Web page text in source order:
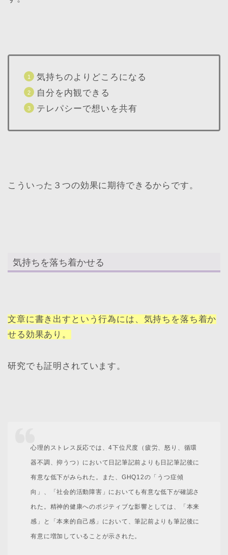
気持ちのよりどころになる
自分を内観できる
テレパシーで想いを共有
こういった３つの効果に期待できるからです。
気持ちを落ち着かせる
文章に書き出すという行為には、気持ちを落ち着か
せる効果あり。
研究でも証明されています。
心理的ストレス反応では、4下位尺度（疲労、怒り、循環
器不調、抑うつ）において日記筆記前よりも日記筆記後に
有意な低下がみられた。また、GHQ12の「うつ症傾
向」、「社会的活動障害」においても有意な低下が確認さ
れた。精神的健康へのポジティブな影響としては、「本来
感」と「本来的自己感」において、筆記前よりも筆記後に
有意に増加していることが示された。